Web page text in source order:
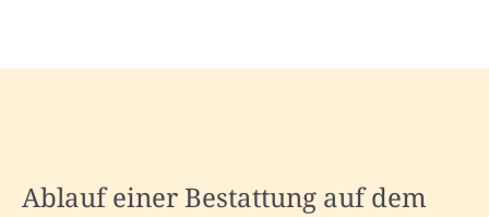
Ablauf einer Bestattung auf dem